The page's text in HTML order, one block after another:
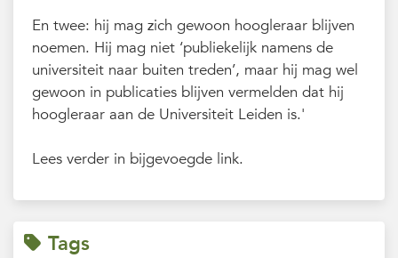
En twee: hij mag zich gewoon hoogleraar blijven
noemen. Hij mag niet ‘publiekelijk namens de
universiteit naar buiten treden’, maar hij mag wel
gewoon in publicaties blijven vermelden dat hij
hoogleraar aan de Universiteit Leiden is.'
Lees verder in bijgevoegde link.
Tags